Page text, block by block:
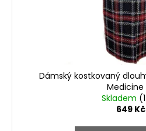
Dámský kostkovaný
Medicine
Skladem
649 Kč